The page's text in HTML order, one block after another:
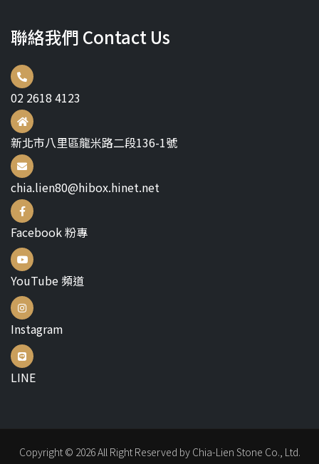
聯絡我們 Contact Us
02 2618 4123
新北市八里區龍米路二段136-1號
chia.lien80@hibox.hinet.net
Facebook 粉專
YouTube 頻道
Instagram
LINE
Copyright © 2026 All Right Reserved by Chia-Lien Stone Co., Ltd.